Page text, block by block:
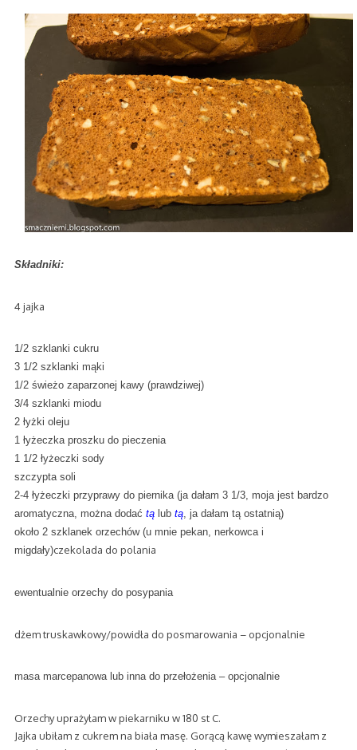
Składniki:
4 jajka
1/2 szklanki cukru
3 1/2 szklanki mąki
1/2 świeżo zaparzonej kawy (prawdziwej)
3/4 szklanki miodu
2 łyżki oleju
1 łyżeczka proszku do pieczenia
1 1/2 łyżeczki sody
szczypta soli
2-4 łyżeczki przyprawy do piernika (ja dałam 3 1/3, moja jest bardzo
aromatyczna, można dodać tą lub tą, ja dałam tą ostatnią)
około 2 szklanek orzechów (u mnie pekan, nerkowca i
migdały)czekolada do polania
ewentualnie orzechy do posypania
dżem truskawkowy/powidła do posmarowania – opcjonalnie
masa marcepanowa lub inna do przełożenia – opcjonalnie
Orzechy uprażyłam w piekarniku w 180 st C.
Jajka ubiłam z cukrem na biała masę. Gorącą kawę wymieszałam z